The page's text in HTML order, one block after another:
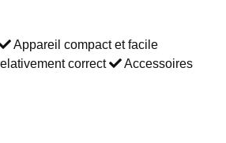
Appareil compact et facile
correct
Accessoires